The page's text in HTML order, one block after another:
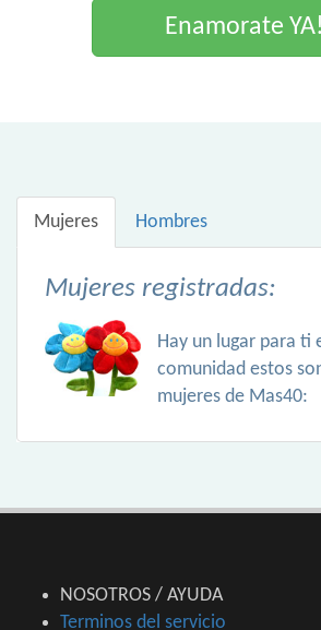
Enamorate YA!
Mujeres Hombres
Mujeres registradas:
Hay un lugar para ti
comunidad estos
mujeres de Mas40:
NOSOTROS / AYUDA
Terminos del servicio